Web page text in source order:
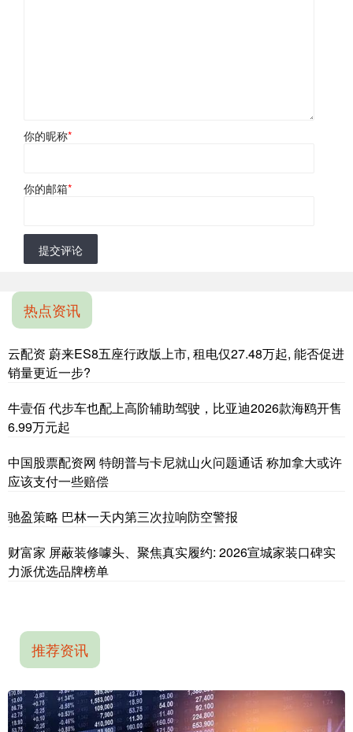
你的昵称*
你的邮箱*
提交评论
热点资讯
云配资 蔚来ES8五座行政版上市, 租电仅27.48万起, 能否促进
销量更近一步?
牛壹佰 代步车也配上高阶辅助驾驶，比亚迪2026款海鸥开售
6.99万元起
中国股票配资网 特朗普与卡尼就山火问题通话 称加拿大或许
应该支付一些赔偿
驰盈策略 巴林一天内第三次拉响防空警报
财富家 屏蔽装修噱头、聚焦真实履约: 2026宣城家装口碑实
力派优选品牌榜单
推荐资讯